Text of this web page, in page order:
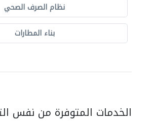
نظام الصرف الصحي
بناء المطارات
الخدمات المتوفرة من نفس